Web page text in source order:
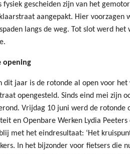
fysiek gescheiden zijn van het
aangepakt. Hier voorzagen
langs de weg. Tot slot werd
opening
dit jaar is de rotonde al open voor
opengesteld. Sinds eind mei zijn
Vrijdag 10 juni werd de rotonde
en Openbare Werken Lydia
met het eindresultaat: ‘Het
In het bijzonder voor fietsers die